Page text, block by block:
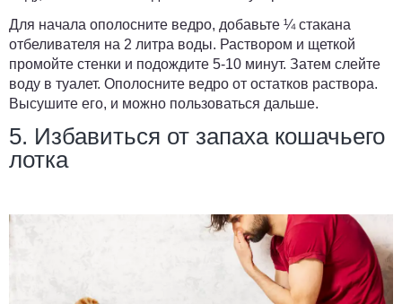
Для начала ополосните ведро, добавьте ¼ стакана
отбеливателя на 2 литра воды. Раствором и щеткой
промойте стенки и подождите 5-10 минут. Затем слейте
воду в туалет. Ополосните ведро от остатков раствора.
Высушите его, и можно пользоваться дальше.
5. Избавиться от запаха кошачьего
лотка